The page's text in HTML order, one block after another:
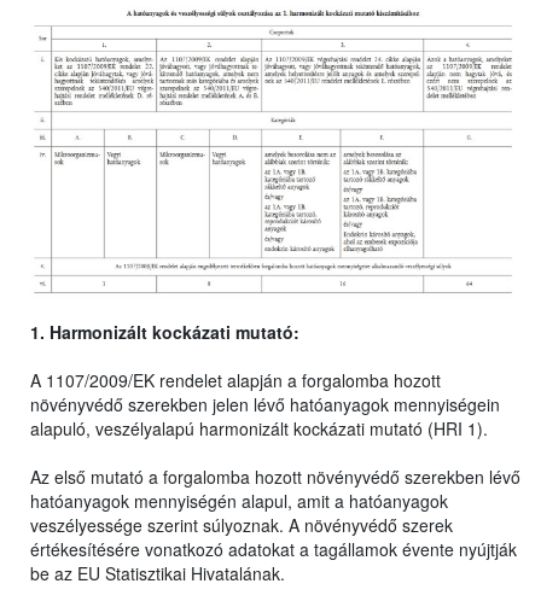
1. Harmonizált kockázati mutató:
A 1107/2009/EK rendelet alapján a forgalomba hozott
növényvédő szerekben jelen lévő hatóanyagok mennyiségein
alapuló, veszélyalapú harmonizált kockázati mutató (HRI 1).
Az első mutató a forgalomba hozott növényvédő szerekben lévő
hatóanyagok mennyiségén alapul, amit a hatóanyagok
veszélyessége szerint súlyoznak. A növényvédő szerek
értékesítésére vonatkozó adatokat a tagállamok évente nyújtják
be az EU Statisztikai Hivatalának.